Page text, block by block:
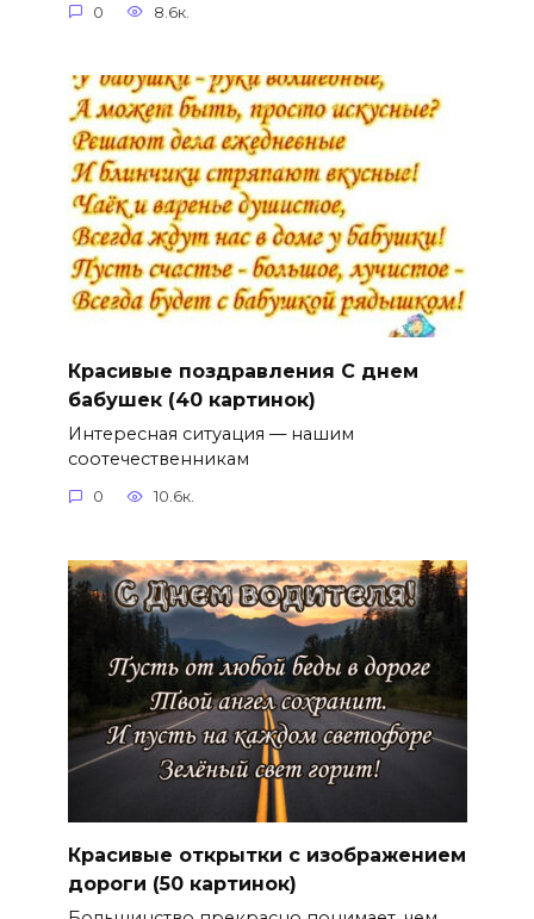
0 8.6к.
Красивые поздравления С днем
бабушек (40 картинок)
Интересная ситуация — нашим
соотечественникам
0 10.6к.
Красивые открытки с изображением
дороги (50 картинок)